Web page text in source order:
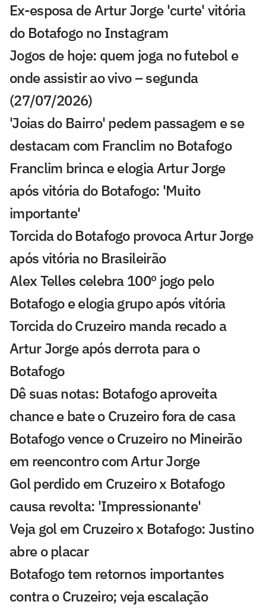
Ex-esposa de Artur Jorge 'curte' vitória
do Botafogo no Instagram
Jogos de hoje: quem joga no futebol e
onde assistir ao vivo – segunda
(27/07/2026)
'Joias do Bairro' pedem passagem e se
destacam com Franclim no Botafogo
Franclim brinca e elogia Artur Jorge
após vitória do Botafogo: 'Muito
importante'
Torcida do Botafogo provoca Artur Jorge
após vitória no Brasileirão
Alex Telles celebra 100º jogo pelo
Botafogo e elogia grupo após vitória
Torcida do Cruzeiro manda recado a
Artur Jorge após derrota para o
Botafogo
Dê suas notas: Botafogo aproveita
chance e bate o Cruzeiro fora de casa
Botafogo vence o Cruzeiro no Mineirão
em reencontro com Artur Jorge
Gol perdido em Cruzeiro x Botafogo
causa revolta: 'Impressionante'
Veja gol em Cruzeiro x Botafogo: Justino
abre o placar
Botafogo tem retornos importantes
contra o Cruzeiro; veja escalação